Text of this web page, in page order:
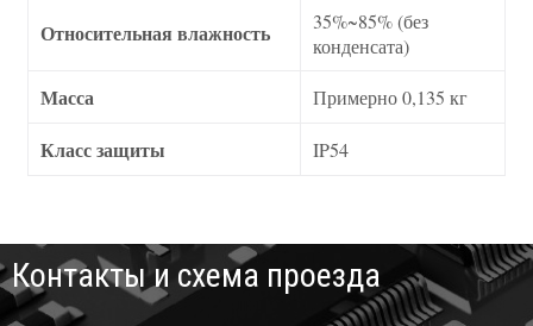
Относительная влажность
35%~85% (без
конденсата)
Масса Примерно 0,135 кг
Класс защиты IP54
Контакты и схема проезда